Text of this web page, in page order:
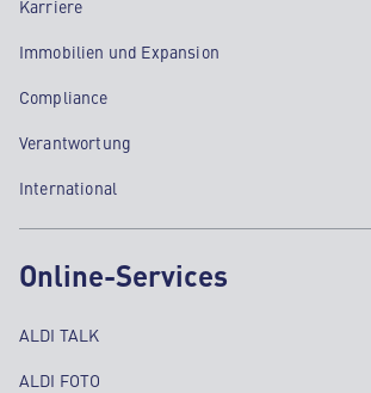
Karriere
Immobilien und Expansion
Compliance
Verantwortung
International
Online-Services
ALDI TALK
ALDI FOTO